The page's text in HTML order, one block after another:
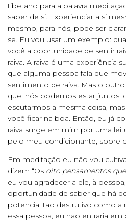
tibetano para a palavra
saber de si. Experienciar a si
mesmo, para nós, pode ser
se. Eu vou usar um exemplo:
você a oportunidade de sentir
raiva. A raiva é uma experiência
que alguma pessoa fala que
sentimento de raiva. Mas o outro
que, nós podemos estar juntos,
escutarmos a mesma coisa,
você ficar na boa. Então, eu já
raiva surge em mim por uma
pelo meu condicionante, sobre
Em meditação eu não vou
dizem “Os oito pensamentos
eu vou agradecer a ele, à
oportunidade de saber que há
potencial tão destrutivo como a
essa pessoa, eu não entraria